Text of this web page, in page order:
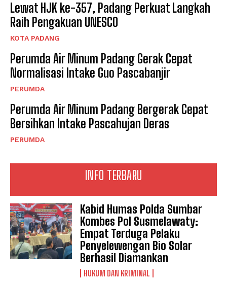
INFO TERBARU
Kabid Humas Polda Sumbar
Kombes Pol Susmelawaty:
Empat Terduga Pelaku
Penyelewengan Bio Solar
Berhasil Diamankan
HUKUM DAN KRIMINAL
Lewat HJK ke-357, Padang Perkuat Langkah
Raih Pengakuan UNESCO
KOTA PADANG
Perumda Air Minum Padang Gerak Cepat
Normalisasi Intake Guo Pascabanjir
PERUMDA
Perumda Air Minum Padang Bergerak Cepat
Bersihkan Intake Pascahujan Deras
PERUMDA